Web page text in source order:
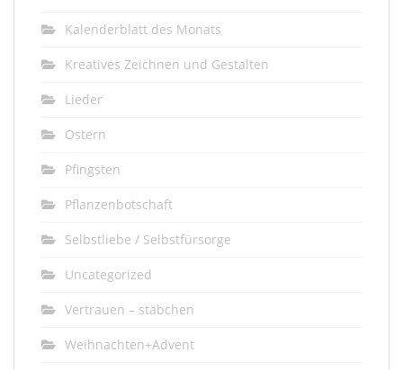
Kalenderblatt des Monats
Kreatives Zeichnen und Gestalten
Lieder
Ostern
Pfingsten
Pflanzenbotschaft
Selbstliebe / Selbstfürsorge
Uncategorized
Vertrauen – stäbchen
Weihnachten+Advent